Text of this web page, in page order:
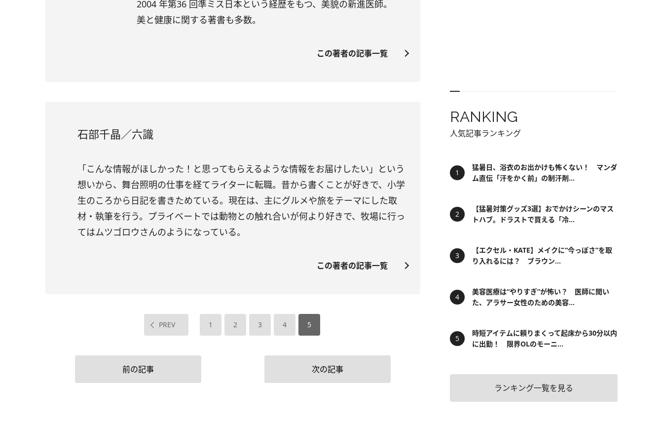
2004 年第36 回準ミス日本という経歴をもつ、美貌の新進医師。
美と健康に関する著書も多数。
この著者の記事一覧
石部千晶／六識
「こんな情報がほしかった！と思ってもらえるような情報をお届けしたい」という
想いから、舞台照明の仕事を経てライターに転職。昔から書くことが好きで、小学
生のころから日記を書きためている。現在は、主にグルメや旅をテーマにした取
材・執筆を行う。プライベートでは動物との触れ合いが何より好きで、牧場に行っ
てはムツゴロウさんのようになっている。
この著者の記事一覧
PREV 1 2 3 4 5
前の記事 次の記事
RANKING
人気記事ランキング
猛暑日、浴衣のお出かけも怖くない！ マンダ
ム直伝「汗をかく前」の制汗剤...
【猛暑対策グッズ3選】おでかけシーンのマス
トハブ。ドラストで買える「冷...
【エクセル・KATE】メイクに“今っぽさ”を取
り入れるには？ ブラウン...
美容医療は“やりすぎ”が怖い？ 医師に聞い
た、アラサー女性のための美容...
時短アイテムに頼りまくって起床から30分以内
に出勤！ 限界OLのモーニ...
ランキング一覧を見る